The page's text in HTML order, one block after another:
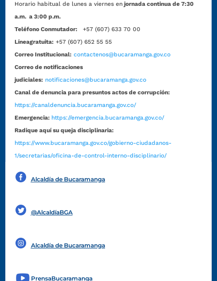
Horario habitual de lunes a viernes en jornada continua de 7:30
a.m. a 3:00 p.m.
Teléfono Conmutador:
+57 (607) 633 70 00
Líneagratuita: +57 (607) 652 55 55
Correo Institucional: contactenos@bucaramanga.gov.co
Correo de notificaciones
judiciales: notificaciones@bucaramanga.gov.co
Canal de denuncia para presuntos actos de corrupción:
https://canaldenuncia.bucaramanga.gov.co/
Emergencia: https://emergencia.bucaramanga.gov.co/
Radique aquí su queja disciplinaria:
https://www.bucaramanga.gov.co/gobierno-ciudadanos-
1/secretarias/oficina-de-control-interno-disciplinario/
Alcaldía de Bucaramanga
@AlcaldíaBGA
Alcaldía de Bucaramanga
PrensaBucaramanga